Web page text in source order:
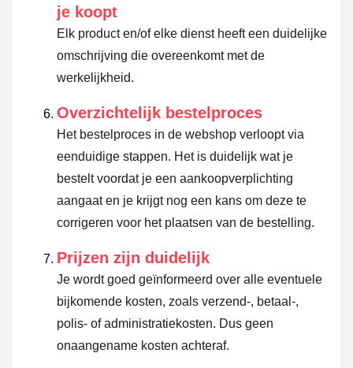
je koopt
Elk product en/of elke dienst heeft een duidelijke
omschrijving die overeenkomt met de
werkelijkheid.
Overzichtelijk bestelproces
Het bestelproces in de webshop verloopt via
eenduidige stappen. Het is duidelijk wat je
bestelt voordat je een aankoopverplichting
aangaat en je krijgt nog een kans om deze te
corrigeren voor het plaatsen van de bestelling.
Prijzen zijn duidelijk
Je wordt goed geïnformeerd over alle eventuele
bijkomende kosten, zoals verzend-, betaal-,
polis- of administratiekosten. Dus geen
onaangename kosten achteraf.